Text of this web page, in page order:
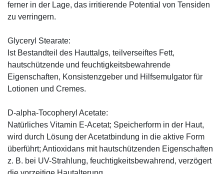
ferner in der Lage, das irritierende Potential von Tensiden
zu verringern.
Glyceryl Stearate:
Ist Bestandteil des Hauttalgs, teilverseiftes Fett,
hautschützende und feuchtigkeitsbewahrende
Eigenschaften, Konsistenzgeber und Hilfsemulgator für
Lotionen und Cremes.
D-alpha-Tocopheryl Acetate:
Natürliches Vitamin E-Acetat; Speicherform in der Haut,
wird durch Lösung der Acetatbindung in die aktive Form
überführt; Antioxidans mit hautschützenden Eigenschaften
z. B. bei UV-Strahlung, feuchtigkeitsbewahrend, verzögert